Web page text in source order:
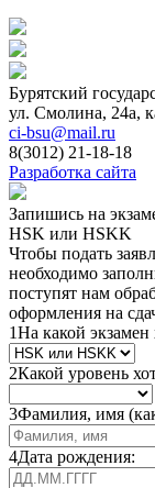
Бурятский
ул. Смолина, 24а,
ci-bsu@mail.ru
8(3012) 21-18-18
Разработка сайта
Запишись на
HSK или HSKK
Чтобы подать
необходимо
поступят нам
оформления на
1На какой экзамен
2Какой уровень
3Фамилия, имя
4Дата рождения: